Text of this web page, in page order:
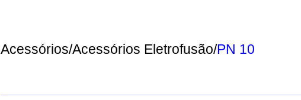
Acessórios/Acessórios Eletrofusão/PN 10